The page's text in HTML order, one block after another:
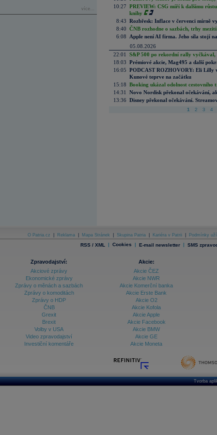
více...
10:27 PREVIEW: CSG míří k dalšímu
knihy
8:43 Rozbřesk: Inflace v červenci mírně
8:40 ČNB rozhodne o sazbách, trhy
6:08
Apple není AI firma. Jeho síla stojí
05.08.2026
22:01
S&P 500 po rekordní rally vyčkával,
18:03 Prémiové akcie, Mag495 a další
16:05 PODCAST ROZHOVORY: Eli Lilly
Kunové teprve na začátku
15:18 Booking ukázal odolnost cestovního
14:31
Novo Nordisk překonal očekávání,
13:36 Disney překonal očekávání.
1 2 3 4
O Patria.cz Reklama Mapa Stránek Skupina Patria Kariéra v Patrii Podmínky
RSS / XML | Cookies | E-mail newsletter | SMS
Zpravodajství:
Akciové zprávy
Ekonomické zprávy
Zprávy o měnách a sazbách
Zprávy o komoditách
Zprávy o HDP
ČNB
Grexit
Brexit
Volby v USA
Video zpravodajství
Investiční komentáře
Akcie:
Akcie ČEZ
Akcie NWR
Akcie Komerční banka
Akcie Erste Bank
Akcie O2
Akcie Kofola
Akcie Apple
Akcie Facebook
Akcie BMW
Akcie GE
Akcie Moneta
Tvorba